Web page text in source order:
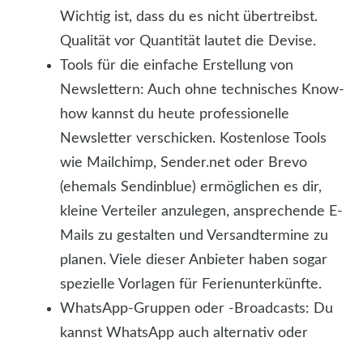
Wichtig ist, dass du es nicht übertreibst.
Qualität vor Quantität lautet die Devise.
Tools für die einfache Erstellung von
Newslettern: Auch ohne technisches Know-
how kannst du heute professionelle
Newsletter verschicken. Kostenlose Tools
wie Mailchimp, Sender.net oder Brevo
(ehemals Sendinblue) ermöglichen es dir,
kleine Verteiler anzulegen, ansprechende E-
Mails zu gestalten und Versandtermine zu
planen. Viele dieser Anbieter haben sogar
spezielle Vorlagen für Ferienunterkünfte.
WhatsApp-Gruppen oder -Broadcasts: Du
kannst WhatsApp auch alternativ oder